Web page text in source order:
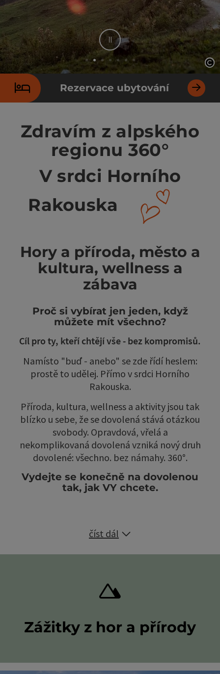
Stop
Element 2 od 7
Rezervace ubytování
Zdravím z alpského
regionu 360°
V srdci Horního
Rakouska
Hory a příroda, město a
kultura, wellness a
zábava
Proč si vybírat jen jeden, když
můžete mít všechno?
Cíl pro ty, kteří chtějí vše - bez kompromisů.
Namísto "buď - anebo" se zde řídí heslem:
prostě to udělej. Přímo v srdci Horního
Rakouska.
Příroda, kultura, wellness a aktivity jsou tak
blízko u sebe, že se dovolená stává otázkou
svobody. Opravdová, vřelá a
nekomplikovaná dovolená vzniká nový druh
dovolené: všechno. bez námahy. 360°.
Vydejte se konečně na dovolenou
tak, jak VY chcete.
číst dál
Zážitky z hor a přírody